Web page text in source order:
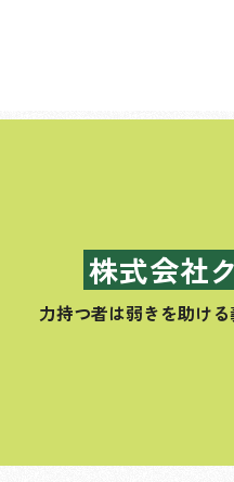
株式会社
力持つ者は弱きを助ける